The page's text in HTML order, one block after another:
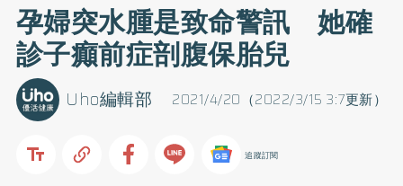
孕婦突水腫是致命警訊 她確
診子癲前症剖腹保胎兒
2021/4/20（2022/3/15 3:7更新）
Uho編輯部
追蹤訂閱